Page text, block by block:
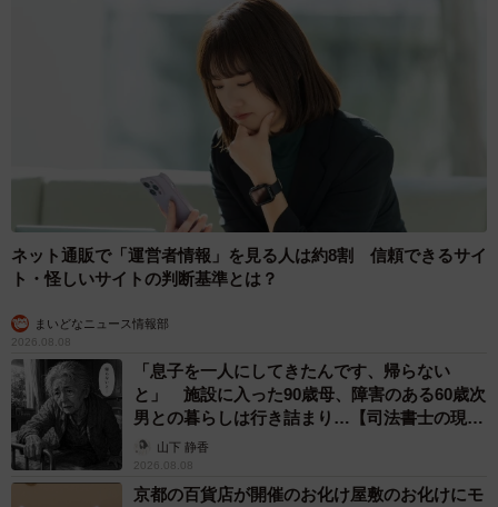
「子どもたちがハマっていたレッサーパンダの映画の子の
名前がメイメイだったので、子どもたちにも馴染みがいい
かと思い、メイにしました」
11月6日、トライアルが無事終了し、Wさんはメイちゃんを
正式に迎えることになった。メイちゃんは「あなた、人間
だよね」と言いたくなるくらい人間っぽいところがある。
寝る時は枕か腕枕を使い、仰向けになりしっかり布団もか
ぶって寝る。4人家族の5本目の棒になって寝ていることも
ある。
「寝相の悪い子どもの横でも仰向けになっているので、こ
ちらが心配になるくらい危機感がありません。寝ている私
たちを見て、『そうやって寝るのね』と真似しているのか
もしれません」
ネット通販で「運営者情報」を見る人は約8割 信頼できるサイ
ト・怪しいサイトの判断基準とは？
まいどなニュース情報部
2026.08.08
「息子を一人にしてきたんです、帰らない
と」 施設に入った90歳母、障害のある60歳次
男との暮らしは行き詰まり…【司法書士の現場
から】山下 静香
2026.08.08
京都の百貨店が開催のお化け屋敷のお化けにモ